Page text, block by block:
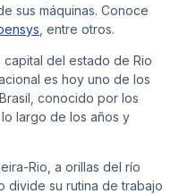
sus máquinas. Conoce
, entre otros.
del estado de Rio
es hoy uno de los
conocido por los
largo de los años y
Rio, a orillas del río
divide su rutina de trabajo